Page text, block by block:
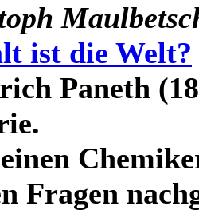
ist die Welt?
Paneth
Fragen